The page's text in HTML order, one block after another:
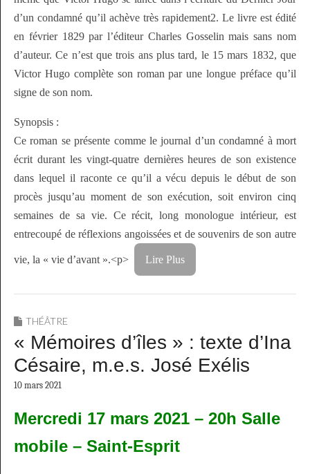
d’un condamné qu’il achève très rapidement2. Le livre est édité
en février 1829 par l’éditeur Charles Gosselin mais sans nom
d’auteur. Ce n’est que trois ans plus tard, le 15 mars 1832, que
Victor Hugo complète son roman par une longue préface qu’il
signe de son nom.
Synopsis :
Ce roman se présente comme le journal d’un condamné à mort
écrit durant les vingt-quatre dernières heures de son existence
dans lequel il raconte ce qu’il a vécu depuis le début de son
procès jusqu’au moment de son exécution, soit environ cinq
semaines de sa vie. Ce récit, long monologue intérieur, est
entrecoupé de réflexions angoissées et de souvenirs de son autre
vie, la « vie d’avant ».<p> Lire Plus
THÉÂTRE
« Mémoires d’îles » : texte d’Ina
Césaire, m.e.s. José Exélis
10 mars 2021
Mercredi 17 mars 2021 – 20h Salle
mobile – Saint-Esprit